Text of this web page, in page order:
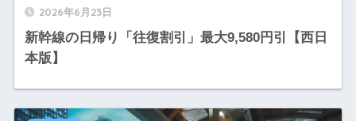
2026年6月23日
新幹線の日帰り「往復割引」最大9,580円引【西日
本版】